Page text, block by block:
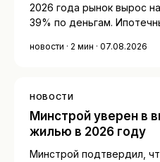
2026 года рынок вырос
39% по деньгам.
новости · 2 мин · 07.08.2026
НОВОСТИ
Минстрой уверен в
жилью в 2026 году
Минстрой подтвердил,